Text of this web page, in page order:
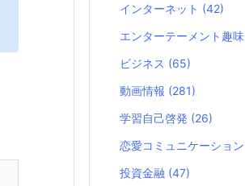
インターネット (42)
エンターテーメント趣味
ビジネス (65)
動画情報 (281)
学習自己啓発 (26)
恋愛コミュニケーション
投資金融 (47)